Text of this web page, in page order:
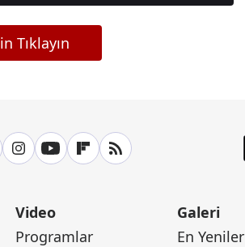
Tıklayın
Video
Programlar
Galeri
En Yeniler